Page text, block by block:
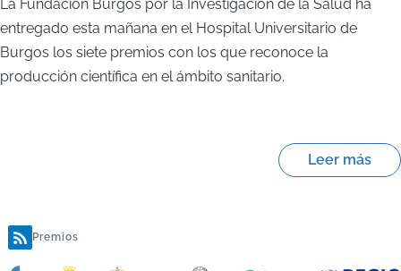
La Fundación Burgos por la Investigación de la Salud ha
entregado esta mañana en el Hospital Universitario de
Burgos los siete premios con los que reconoce la
producción científica en el ámbito sanitario.
Leer más
Premios